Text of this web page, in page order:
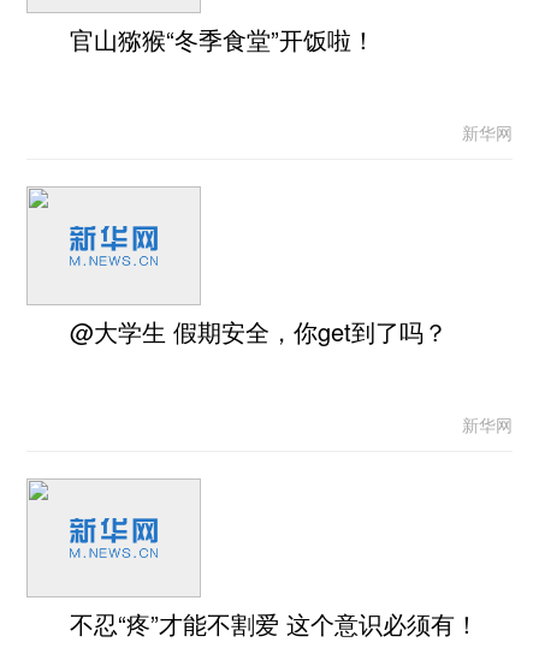
官山猕猴“冬季食堂”开饭啦！
新华网
@大学生 假期安全，你get到了吗？
新华网
不忍“疼”才能不割爱 这个意识必须有！